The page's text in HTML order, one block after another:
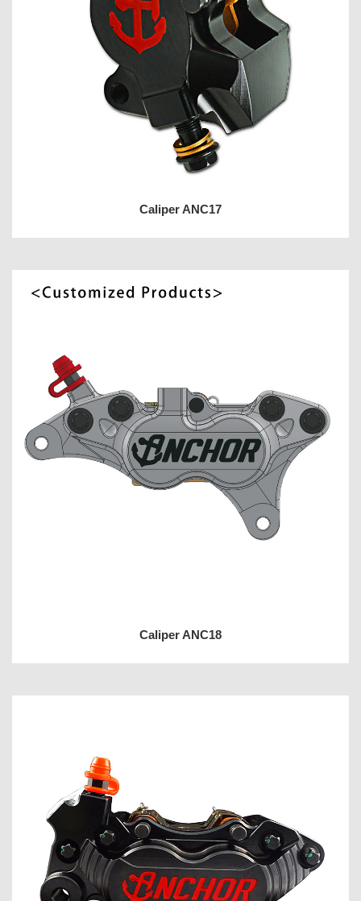
Caliper ANC17
Caliper ANC18